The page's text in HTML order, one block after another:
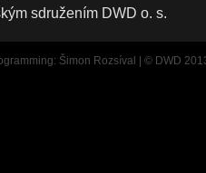
sdružením DWD o. s.
Šimon Rozsíval | © DWD